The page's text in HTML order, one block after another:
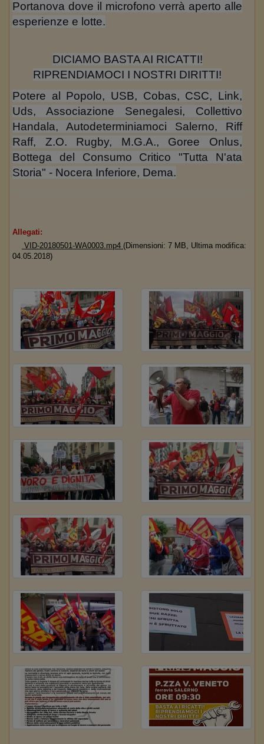
Portanova dove il microfono verrà aperto alle
esperienze e lotte.
DICIAMO BASTA AI RICATTI!
RIPRENDIAMOCI I NOSTRI DIRITTI!
Potere al Popolo, USB, Cobas, CSC, Link,
Uds, Associazione Senegalesi, Collettivo
Handala, Autodeterminiamoci Salerno, Riff
Raff, Z.O. Rugby, M.G.A., Goree Onlus,
Bottega del Consumo Critico "Tutta N'ata
Storia" - Nocera Inferiore, Dema.
Allegati:
VID-20180501-WA0003.mp4 (Dimensioni: 7 MB, Ultima modifica:
04.05.2018)